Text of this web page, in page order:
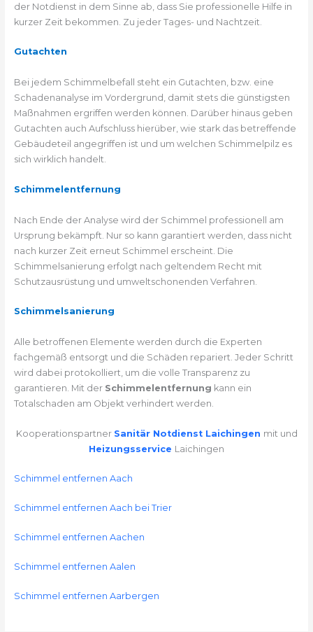
der Notdienst in dem Sinne ab, dass Sie professionelle Hilfe in
kurzer Zeit bekommen. Zu jeder Tages- und Nachtzeit.
Gutachten
Bei jedem Schimmelbefall steht ein Gutachten, bzw. eine
Schadenanalyse im Vordergrund, damit stets die günstigsten
Maßnahmen ergriffen werden können. Darüber hinaus geben
Gutachten auch Aufschluss hierüber, wie stark das betreffende
Gebäudeteil angegriffen ist und um welchen Schimmelpilz es
sich wirklich handelt.
Schimmelentfernung
Nach Ende der Analyse wird der Schimmel professionell am
Ursprung bekämpft. Nur so kann garantiert werden, dass nicht
nach kurzer Zeit erneut Schimmel erscheint. Die
Schimmelsanierung erfolgt nach geltendem Recht mit
Schutzausrüstung und umweltschonenden Verfahren.
Schimmelsanierung
Alle betroffenen Elemente werden durch die Experten
fachgemäß entsorgt und die Schäden repariert. Jeder Schritt
wird dabei protokolliert, um die volle Transparenz zu
garantieren. Mit der Schimmelentfernung kann ein
Totalschaden am Objekt verhindert werden.
Kooperationspartner Sanitär Notdienst Laichingen mit und
Heizungsservice Laichingen
Schimmel entfernen Aach
Schimmel entfernen Aach bei Trier
Schimmel entfernen Aachen
Schimmel entfernen Aalen
Schimmel entfernen Aarbergen